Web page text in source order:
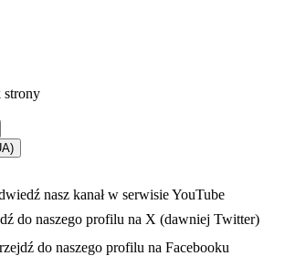
się w nowej karcie
strony
- otwiera się w nowej karcie
nasz kanał w serwisie YouTube
w nowej karcie
do naszego profilu na X (dawniej Twitter)
- otwiera się w nowej karcie
do naszego profilu na Facebooku